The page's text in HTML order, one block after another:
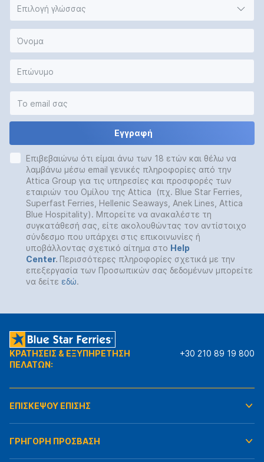
Επιλογή γλώσσας
Εγγραφή
Επιβεβαιώνω ότι είμαι άνω των 18 ετών και θέλω να
λαμβάνω μέσω email γενικές πληροφορίες από την
Attica Group για τις υπηρεσίες και προσφορές των
εταιριών του Ομίλου της Attica (πχ. Blue Star Ferries,
Superfast Ferries, Hellenic Seaways, Anek Lines, Attica
Blue Hospitality). Μπορείτε να ανακαλέστε τη
συγκατάθεσή σας, είτε ακολουθώντας τον αντίστοιχο
σύνδεσμο που υπάρχει στις επικοινωνίες ή
υποβάλλοντας σχετικό αίτημα στο Help
Center. Περισσότερες πληροφορίες σχετικά με την
επεξεργασία των Προσωπικών σας δεδομένων μπορείτε
να δείτε εδώ.
ΚΡΑΤΗΣΕΙΣ & ΕΞΥΠΗΡΕΤΗΣΗ
ΠΕΛΑΤΩΝ:
+30 210 89 19 800
ΕΠΙΣΚΕΨΟΥ ΕΠΙΣΗΣ
ΓΡΗΓΟΡΗ ΠΡΟΣΒΑΣΗ